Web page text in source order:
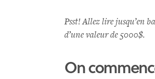
Psst! Allez lire jusqu’en
d’une valeur de 5000$.
On